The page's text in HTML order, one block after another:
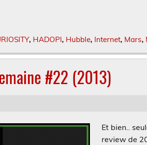
, HADOPI, Hubble, Internet, Mars,
#22 (2013)
Et bien..
review de